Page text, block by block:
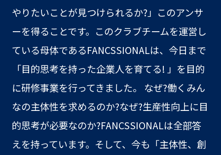
やりたいことが見つけられるか?」このアンサ
ーを得ることです。このクラブチームを運営し
ている母体であるFANCSSIONALは、今日まで
「目的思考を持った企業人を育てる! 」を目的
に研修事業を行ってきました。 なぜ?働くみん
なの主体性を求めるのか?なぜ?生産性向上に目
的思考が必要なのか?FANCSSIONALは全部答
えを持っています。そして、今も「主体性、創